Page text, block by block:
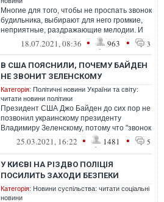
Многие для того, чтобы не проспать звонок
будильника, выбирают для него громкие,
неприятные, раздражающие мелодии. И
совершают ошибку. Сон, конечно, п...
18.07.2021, 08:36 • 963 • 3
В США ПОЯСНИЛИ, ПОЧЕМУ БАЙДЕН
НЕ ЗВОНИТ ЗЕЛЕНСКОМУ
Категорія: Політичні новини України та світу:
читати новини політики
Президент США Джо Байден до сих пор не
позвонил украинскому президенту
Владимиру Зеленскому, потому что "звонок
должен быть подкреплен действиями"
25.03.2021, 16:22 • 1481 • 5
У КИЄВІ НА РІЗДВО ПОЛІЦІЯ
ПОСИЛИТЬ ЗАХОДИ БЕЗПЕКИ
Категорія: Новини суспільства: читати соціальні
новини